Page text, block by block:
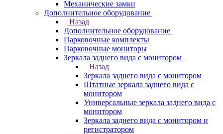
Механические замки
Дополнительное оборудование
Назад
Дополнительное оборудование
Парковочные комплекты
Парковочные мониторы
Зеркала заднего вида с монитором
Назад
Зеркала заднего вида с монитором
Штатные зеркала заднего вида с
монитором
Универсальные зеркала заднего вида с
монитором
Зеркала заднего вида с монитором и
регистратором